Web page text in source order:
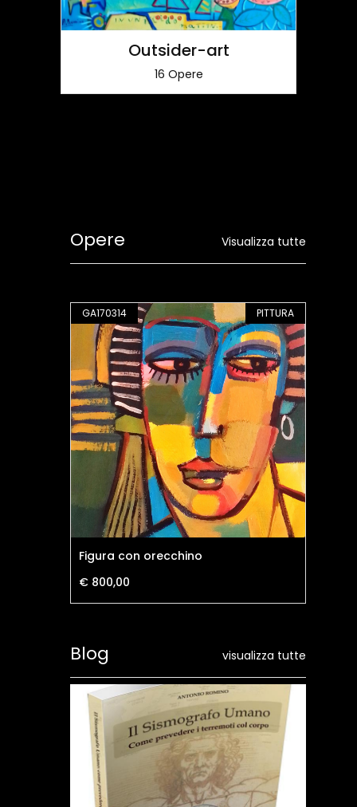
Outsider-art
16 Opere
Visualizza tutte
Opere
GA170314 PITTURA
Figura con orecchino
€ 800,00
visualizza tutte
Blog